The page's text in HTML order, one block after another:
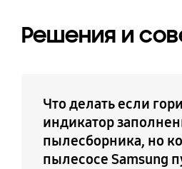
Решения и
Что делать если
индикатор
пылесборника, но
пылесосе Samsung